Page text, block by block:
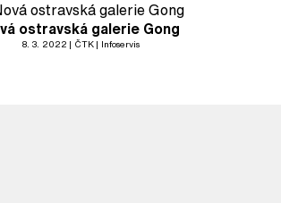
ostravská galerie Gong
8. 3. 2022 ČTK Infoservis